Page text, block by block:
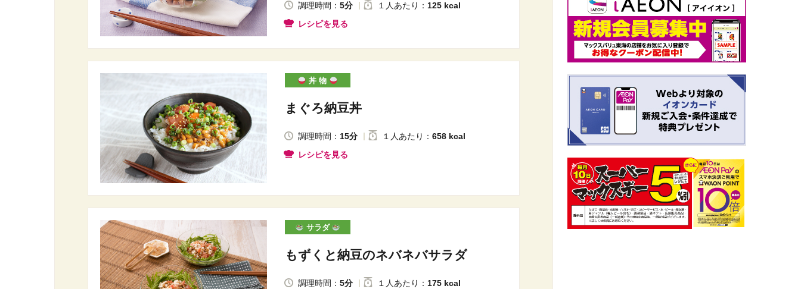
調理時間： 5分 １人 あたり ： 125 kcal
レシピを見る
丼 物
まぐろ納豆丼
調理時間： 15分 １人 あたり ： 658 kcal
レシピを見る
サラダ
もずくと納豆のネバネバサラダ
調理時間： 5分 １人 あたり ： 175 kcal